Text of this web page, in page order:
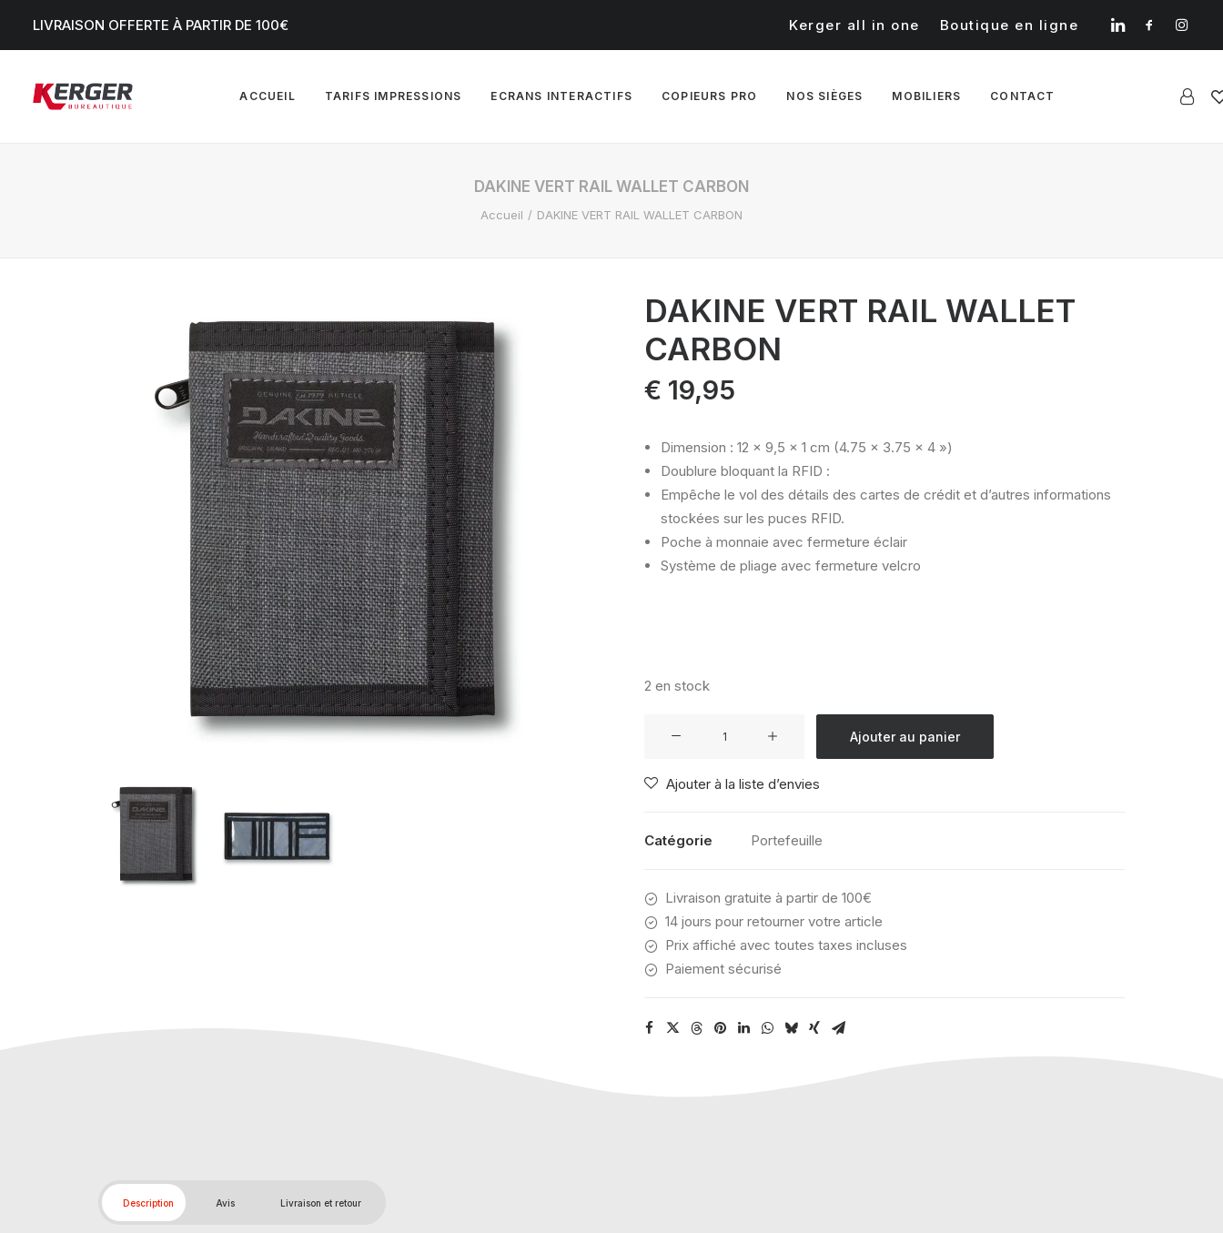
LIVRAISON OFFERTE À PARTIR DE 100€ Kerger all in one Boutique en ligne
ACCUEIL TARIFS IMPRESSIONS ECRANS INTERACTIFS COPIEURS PRO NOS SIÈGES MOBILIERS CONTACT
DAKINE VERT RAIL WALLET CARBON
Accueil DAKINE VERT RAIL WALLET CARBON
DAKINE VERT RAIL WALLET
CARBON
€ 19,95
Dimension : 12 x 9,5 x 1 cm (4.75 x 3.75 x 4 »)
Doublure bloquant la RFID :
Empêche le vol des détails des cartes de crédit et d’autres informations
stockées sur les puces RFID.
Poche à monnaie avec fermeture éclair
Système de pliage avec fermeture velcro
2 en stock
VERT
WALLET
Ajouter au panier
Ajouter à la liste d’envies
Catégorie Portefeuille
Livraison gratuite à partir de 100€
14 jours pour retourner votre article
Prix affiché avec toutes taxes incluses
Paiement sécurisé
Description Avis Livraison et retour